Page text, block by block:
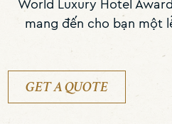
World Luxury Hotel
mang đến cho bạn một
GET A QUOTE